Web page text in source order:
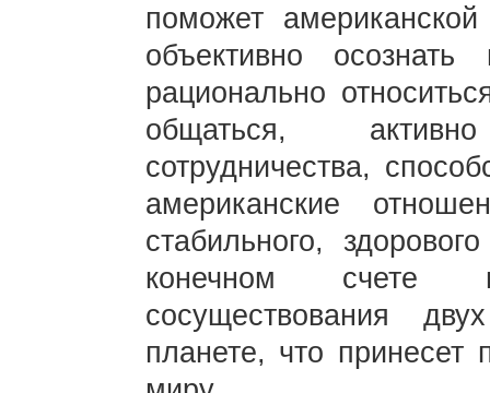
поможет
объективно
рационально
общаться,
сотрудничества,
американские
стабильного,
конечном счете
сосуществования
планете, что